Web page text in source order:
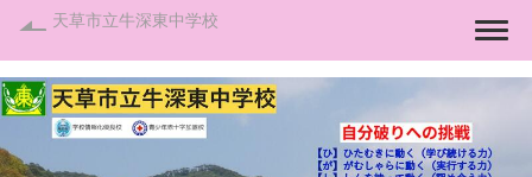
天草市立牛深東中学校